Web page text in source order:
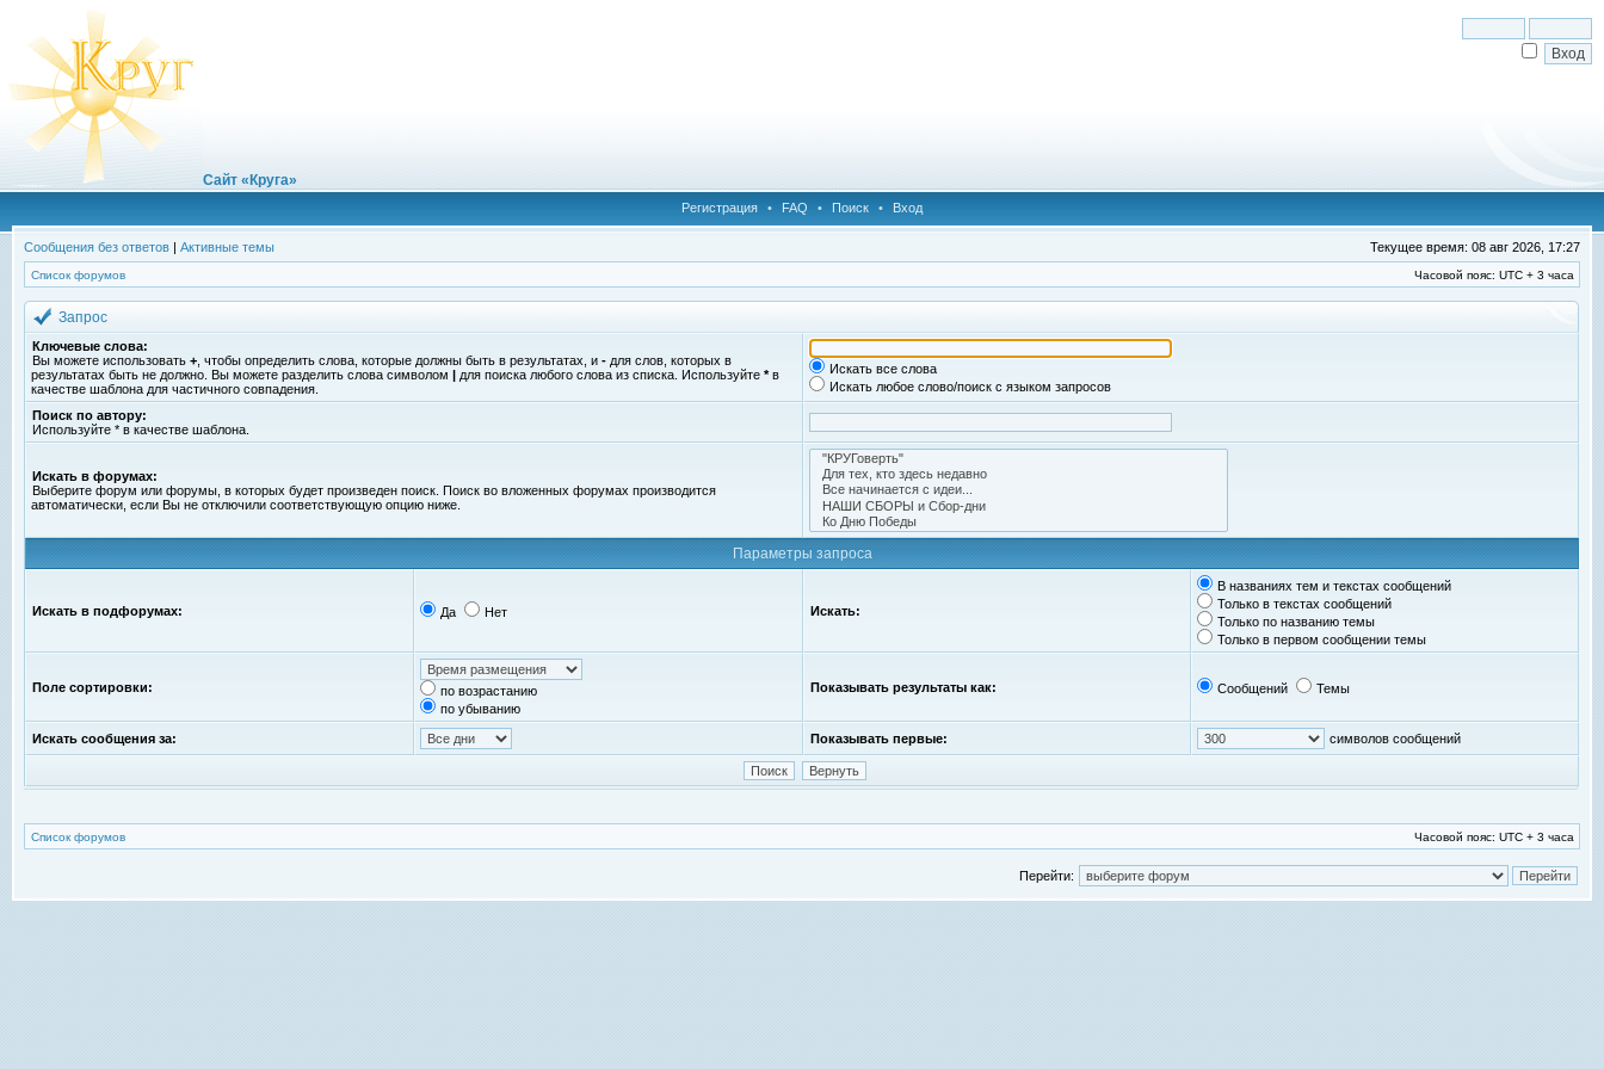
Сайт «Круга»
Регистрация • FAQ • Поиск • Вход
Сообщения без ответов | Активные темы Текущее время: 08 авг 2026, 17:27
Список форумов Часовой пояс: UTC + 3 часа
Запрос
Ключевые слова:
Вы можете использовать + , чтобы определить слова, которые должны быть в результатах, и - для слов, которых в
результатах быть не должно. Вы можете разделить слова символом | для поиска любого слова из списка. Используйте *в
качестве шаблона для частичного совпадения.
Искать все слова
Искать любое слово/поиск с языком запросов
Поиск по автору:
Используйте * в качестве шаблона.
Искать в форумах:
Выберите форум или форумы, в которых будет произведен поиск. Поиск во вложенных форумах производится
автоматически, если Вы не отключили соответствующую опцию ниже.
Параметры запроса
Искать в подфорумах: Да Нет Искать:
В названиях тем и текстах сообщений
Только в текстах сообщений
Только по названию темы
Только в первом сообщении темы
Поле сортировки:
по возрастанию
по убыванию
Показывать результаты как: Сообщений Темы
Искать сообщения за: Показывать первые: символов сообщений
Список форумов Часовой пояс: UTC + 3 часа
Перейти: